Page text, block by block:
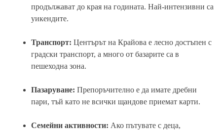
продължават до края на годината. Най-интензивни са
уикендите.
Транспорт: Центърът на Крайова е лесно достъпен с
градски транспорт, а много от базарите са в
пешеходна зона.
Пазаруване: Препоръчително е да имате дребни
пари, тъй като не всички щандове приемат карти.
Семейни активности: Ако пътувате с деца,